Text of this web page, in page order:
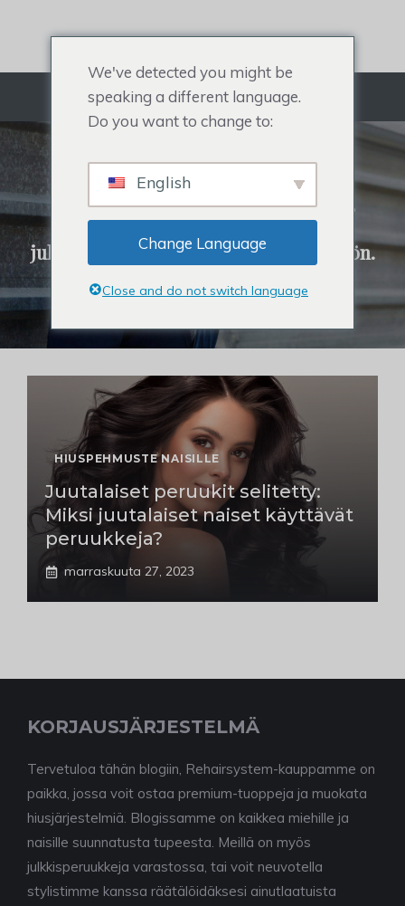
sisältöön
Valikko
HIUSJÄRJESTELMÄ
Kaikkea miesten hiuspehmusteesta,
hiustensuojasta naisille,
julkkishiuskoristeesta ja hiustenlähtöön.
Napsauta ostaaksesi hiusjärjestelmiä
HIUSPEHMUSTE NAISILLE
Juutalaiset peruukit selitetty:
Miksi juutalaiset naiset käyttävät
peruukkeja?
marraskuuta 27, 2023
KORJAUSJÄRJESTELMÄ
Tervetuloa tähän blogiin, Rehairsystem-kauppamme on
paikka, jossa voit ostaa premium-tuoppeja ja muokata
hiusjärjestelmiä. Blogissamme on kaikkea miehille ja
naisille suunnatusta tupeesta. Meillä on myös
julkkisperuukkeja varastossa, tai voit neuvotella
stylistimme kanssa räätälöidäksesi ainutlaatuista
We've detected you might be
speaking a different language.
Do you want to change to:
English
Change Language
Close and do not switch language